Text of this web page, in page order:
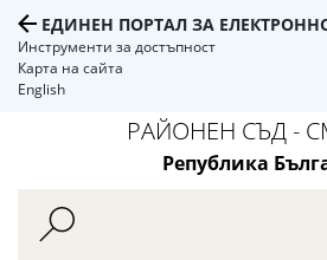
ЕДИНЕН ПОРТАЛ ЗА
Инструменти за достъпност
Карта на сайта
English
РАЙОНЕН СЪД -
Република